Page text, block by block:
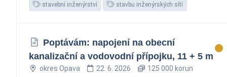
stavební inženýrství stavbu inženýrských sítí
Poptávám: napojení na obecní
kanalizační a vodovodní přípojku, 11 + 5 m
okres Opava 22. 6. 2026 125 000 korun